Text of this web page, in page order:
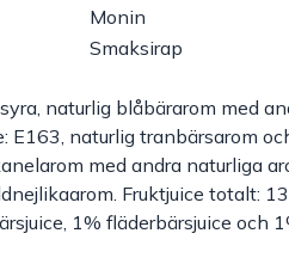
Monin
Smaksirap
naturlig blåbärarom med
E163, naturlig tranbärsarom
med andra naturliga
Fruktjuice totalt:
1% fläderbärsjuice och